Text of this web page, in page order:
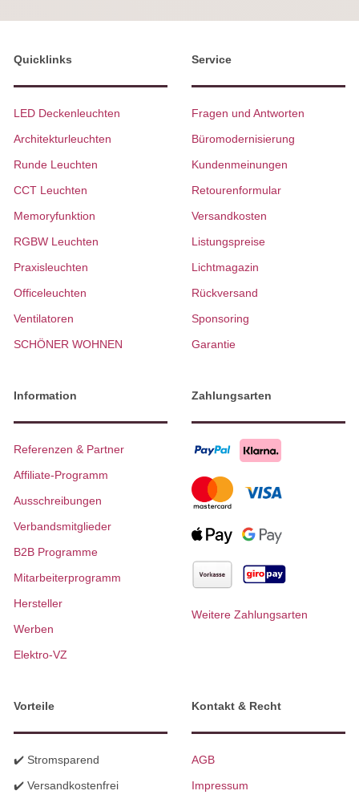
Quicklinks
LED Deckenleuchten
Architekturleuchten
Runde Leuchten
CCT Leuchten
Memoryfunktion
RGBW Leuchten
Praxisleuchten
Officeleuchten
Ventilatoren
SCHÖNER WOHNEN
Service
Fragen und Antworten
Büromodernisierung
Kundenmeinungen
Retourenformular
Versandkosten
Listungspreise
Lichtmagazin
Rückversand
Sponsoring
Garantie
Information
Referenzen & Partner
Affiliate-Programm
Ausschreibungen
Verbandsmitglieder
B2B Programme
Mitarbeiterprogramm
Hersteller
Werben
Elektro-VZ
Zahlungsarten
Weitere Zahlungsarten
Vorteile
✔️ Stromsparend
✔️ Versandkostenfrei
Kontakt & Recht
AGB
Impressum